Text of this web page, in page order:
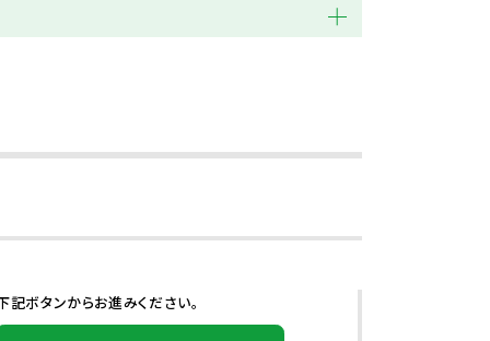
記ボタンからお進みください。